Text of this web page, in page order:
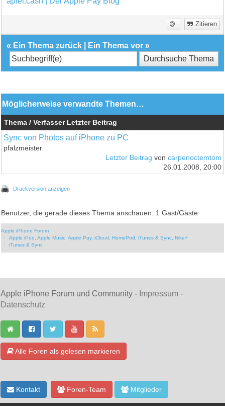
Zitieren
« Ein Thema zurück Ein Thema vor »
Möglicherweise verwandte Themen…
Thema / Verfasser Letzter Beitrag
Sync von Photos auf iPhone zu PC
pfalzmeister
Letzter Beitrag von carpenoctemtom
26.01.2008, 20:00
Druckversion anzeigen
Benutzer, die gerade dieses Thema anschauen: 1 Gast/Gäste
Apple iPhone Forum
Apple iPod, Apple Music, Apple Pay, iCloud, HomePod, iTunes & Sync, Nike+
iTunes & Sync
Apple iPhone Forum und Community - Impressum -
Datenschutz
Alle Foren als gelesen markieren
Kontakt Foren-Team Mitglieder